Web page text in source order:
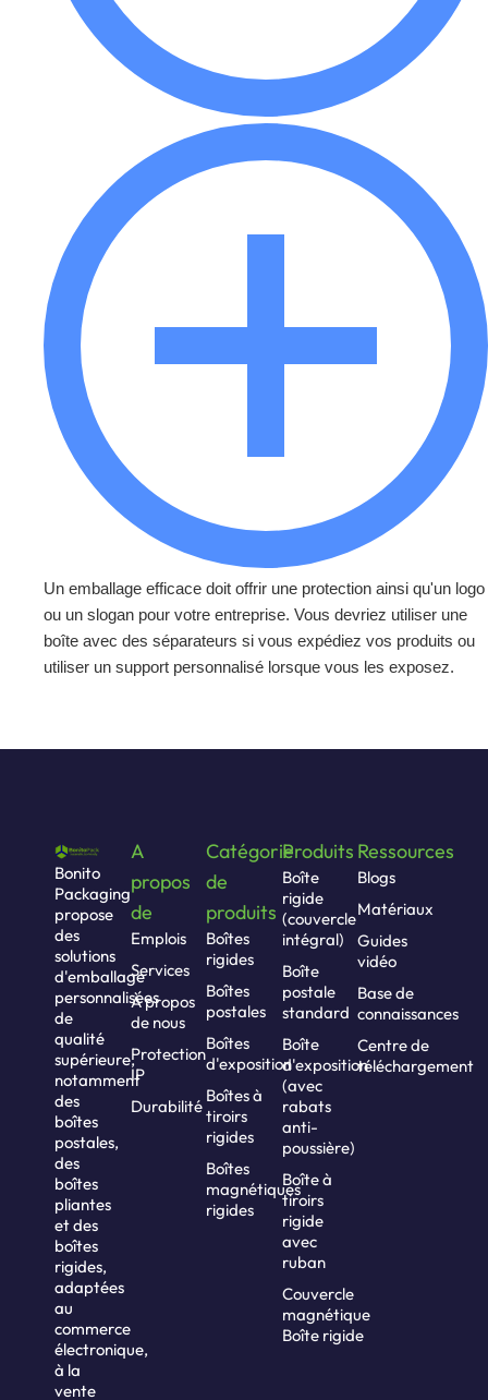
Un emballage efficace doit offrir une protection ainsi qu'un logo
ou un slogan pour votre entreprise. Vous devriez utiliser une
boîte avec des séparateurs si vous expédiez vos produits ou
utiliser un support personnalisé lorsque vous les exposez.
Bonito
Packaging
propose
des
solutions
d'emballage
personnalisées
de
qualité
supérieure,
notamment
des
boîtes
postales,
des
boîtes
pliantes
et des
boîtes
rigides,
adaptées
au
commerce
électronique,
à la
vente
A
propos
de
Emplois
Services
À propos
de nous
Protection
IP
Durabilité
Catégorie
de
produits
Boîtes
rigides
Boîtes
postales
Boîtes
d'exposition
Boîtes à
tiroirs
rigides
Boîtes
magnétiques
rigides
Produits
Boîte
rigide
(couvercle
intégral)
Boîte
postale
standard
Boîte
d'exposition
(avec
rabats
anti-
poussière)
Boîte à
tiroirs
rigide
avec
ruban
Couvercle
magnétique
Boîte rigide
Ressources
Blogs
Matériaux
Guides
vidéo
Base de
connaissances
Centre de
téléchargement